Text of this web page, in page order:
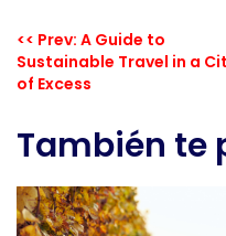
<< Prev: A Guide to
Sustainable Travel in a
of Excess
También te